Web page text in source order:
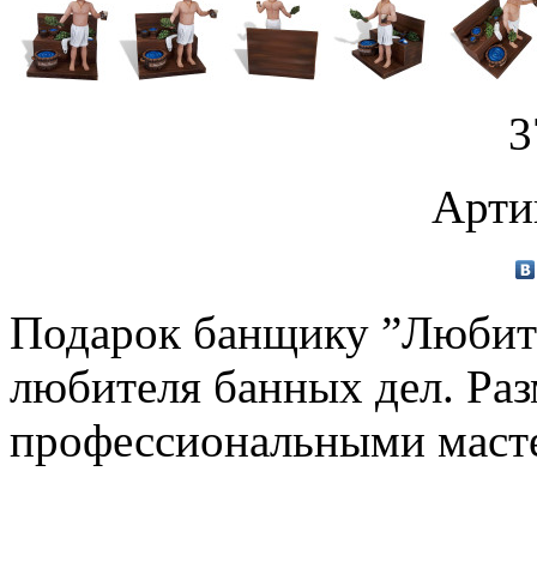
Подарок банщику
любителя банных дел.
профессиональными